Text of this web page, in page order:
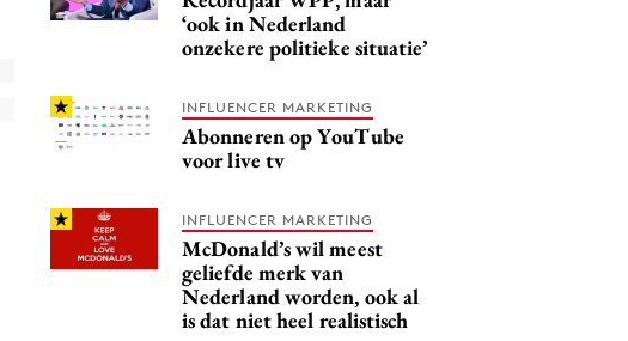
‘ook in Nederland
onzekere politieke situatie’
INFLUENCER MARKETING
Abonneren op YouTube
voor live tv
INFLUENCER MARKETING
McDonald’s wil meest
geliefde merk van
Nederland worden, ook al
is dat niet heel realistisch